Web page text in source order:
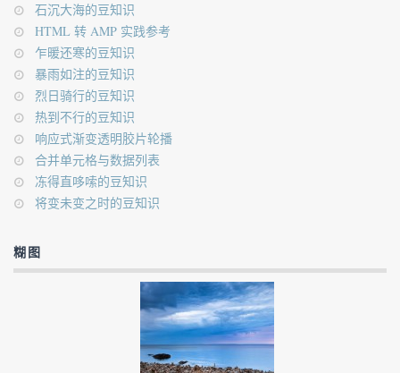
石沉大海的豆知识
HTML 转 AMP 实践参考
乍暖还寒的豆知识
暴雨如注的豆知识
烈日骑行的豆知识
热到不行的豆知识
响应式渐变透明胶片轮播
合并单元格与数据列表
冻得直哆嗦的豆知识
将变未变之时的豆知识
糊图